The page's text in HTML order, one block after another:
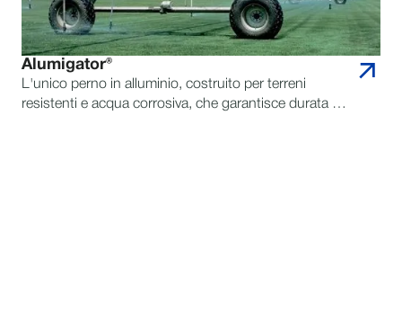
Alumigator®
L'unico perno in alluminio, costruito per terreni
resistenti e acqua corrosiva, che garantisce durata e